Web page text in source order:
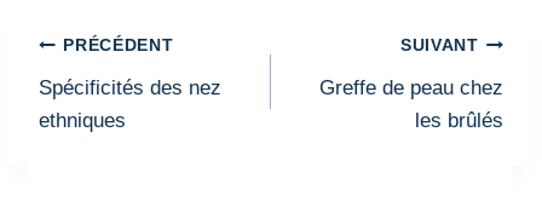
Navigation
de
l’article
PRÉCÉDENT
Spécificités des nez
ethniques
SUIVANT
Greffe de peau chez
les brûlés